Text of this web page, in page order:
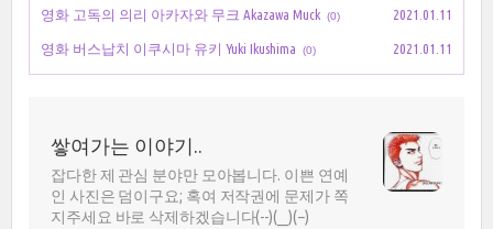
영화 고독의 의리 아카자와 무크 Akazawa Muck (0) 2021.01.11
영화 버스납치 이쿠시마 유키 Yuki Ikushima (0) 2021.01.11
쌓여가는 이야기..
잡다한 제 관심 분야만 모아봅니다. 이쁜 연예
인 사진은 덤이구요; 혹여 저작권에 문제가 쪽
지주세요 바로 삭제하겠습니다(--)(__)(--)